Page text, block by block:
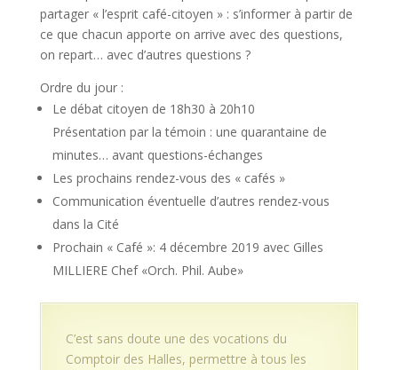
partager « l’esprit café-citoyen » : s’informer à partir de
ce que chacun apporte on arrive avec des questions,
on repart… avec d’autres questions ?
Ordre du jour :
Le débat citoyen de 18h30 à 20h10
Présentation par la témoin : une quarantaine de
minutes… avant questions-échanges
Les prochains rendez-vous des « cafés »
Communication éventuelle d’autres rendez-vous
dans la Cité
Prochain « Café »: 4 décembre 2019 avec Gilles
MILLIERE Chef «Orch. Phil. Aube»
C’est sans doute une des vocations du
Comptoir des Halles, permettre à tous les